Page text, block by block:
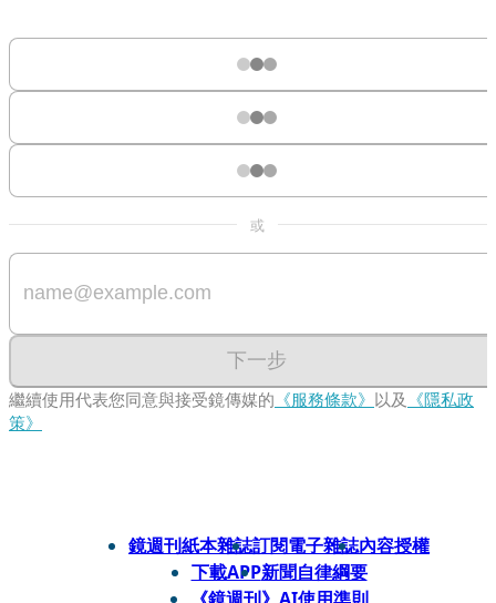
或
下一步
繼續使用代表您同意與接受鏡傳媒的 《服務條款》 以及 《隱私政
策》
鏡週刊紙本雜誌訂閱電子雜誌內容授權
下載APP新聞自律綱要